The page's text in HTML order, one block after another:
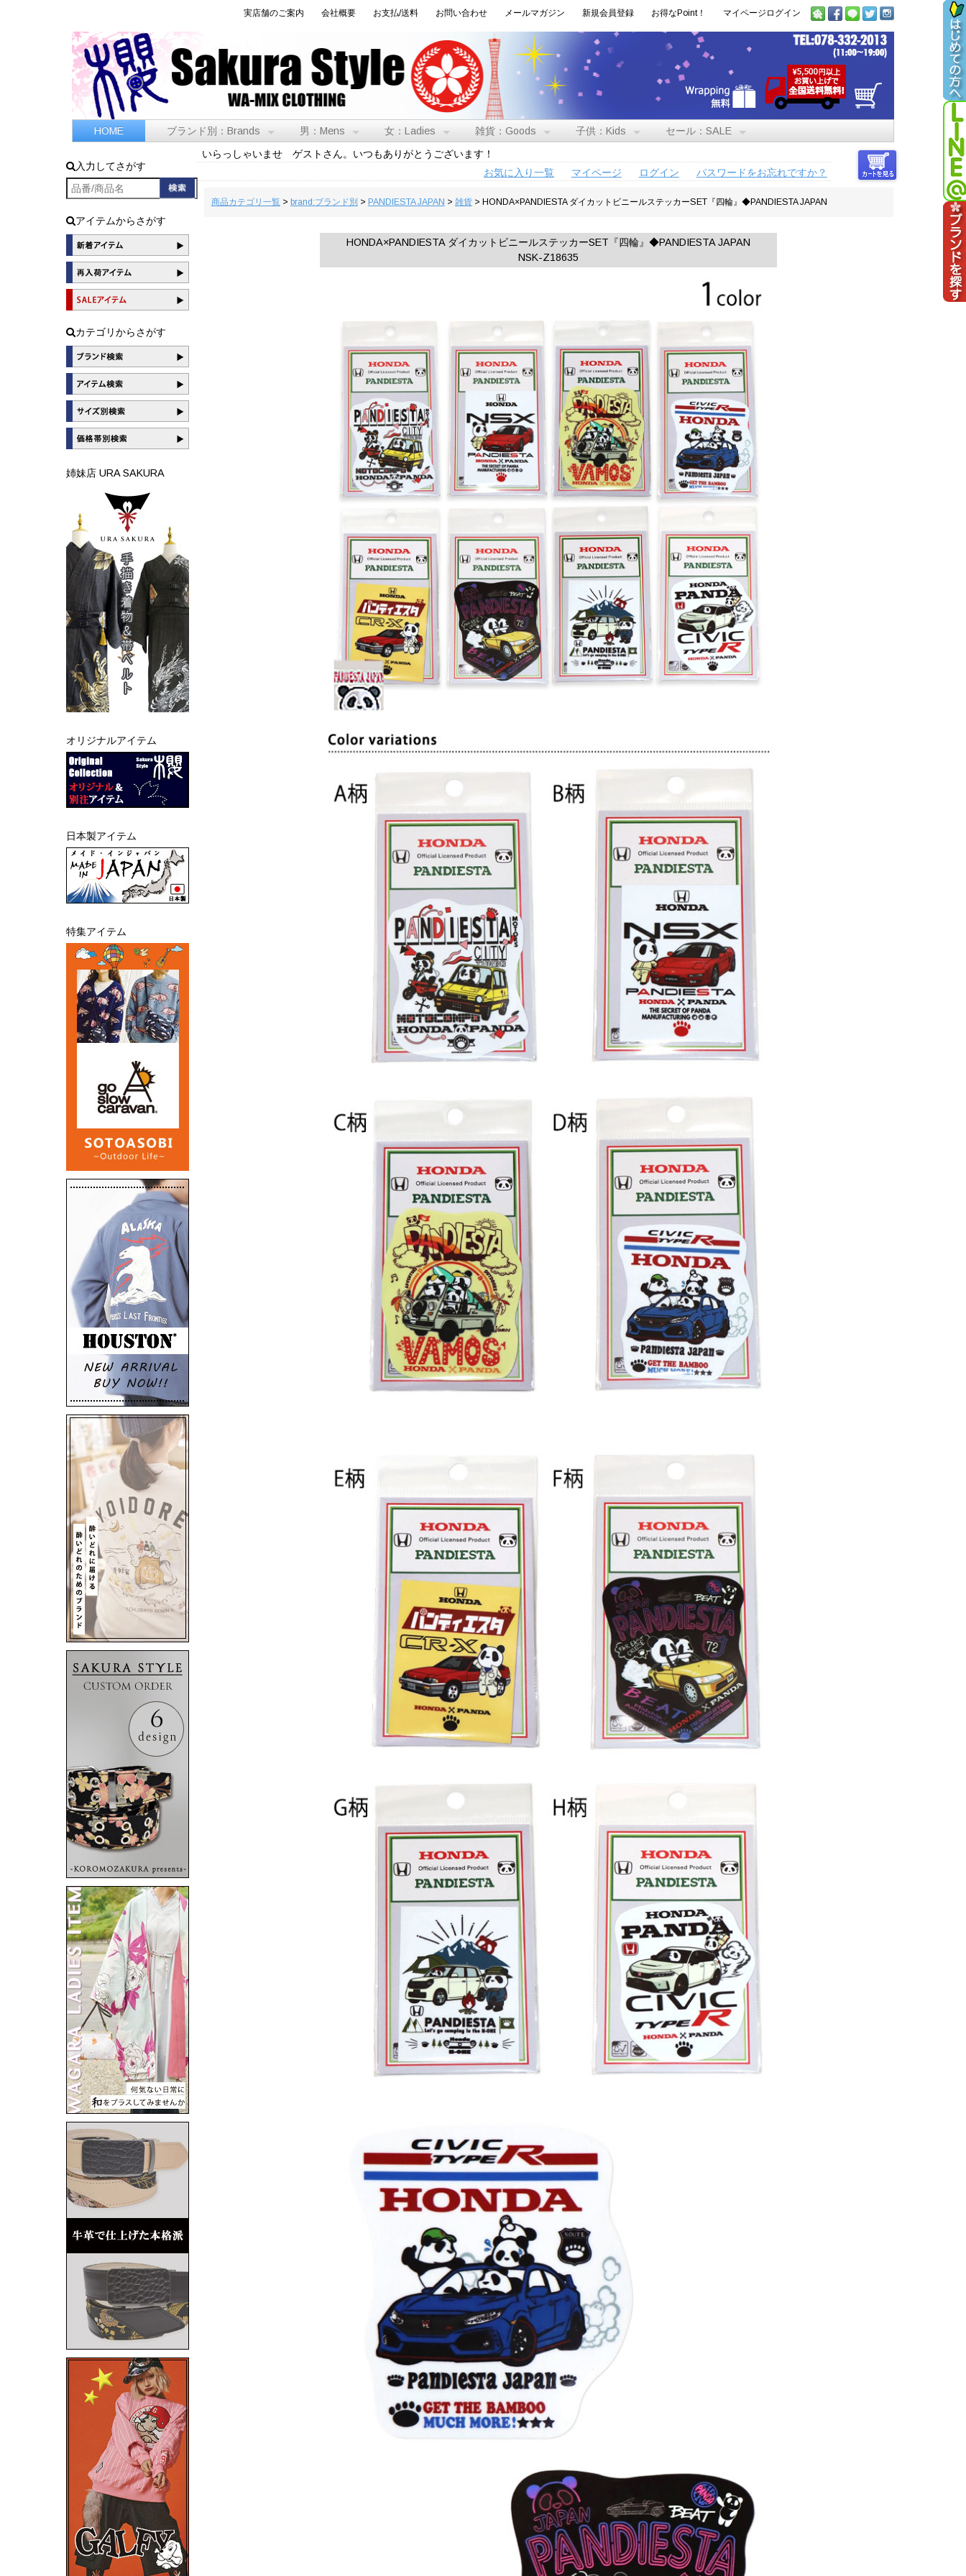
実店舗のご案内 会社概要 お支払/送料 お問い合わせ メールマガジン 新規会員登録 お得なPoint！ マイページログイン
HOME ブランド別：Brands 男：Mens 女：Ladies 雑貨：Goods 子供：Kids セール：SALE
入力してさがす
アイテムからさがす
カテゴリからさがす
姉妹店 URA SAKURA
オリジナルアイテム
日本製アイテム
特集アイテム
いらっしゃいませ ゲストさん。いつもありがとうございます！
お気に入り一覧
マイページ ログイン パスワードをお忘れですか？
商品カテゴリ一覧> brand:ブランド別 > PANDIESTA JAPAN > 雑貨> HONDA×PANDIESTA ダイカットビニールステッカーSET『四輪』◆PANDIESTA JAPAN
HONDA×PANDIESTA ダイカットビニールステッカーSET『四輪』◆PANDIESTA JAPAN
NSK-Z18635